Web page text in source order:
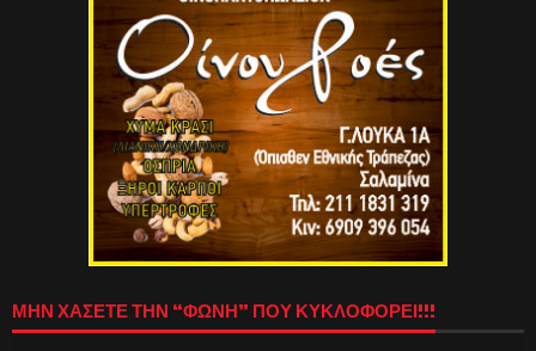
ΜΗΝ ΧΑΣΕΤΕ ΤΗΝ “ΦΩΝΗ” ΠΟΥ ΚΥΚΛΟΦΟΡΕΙ!!!